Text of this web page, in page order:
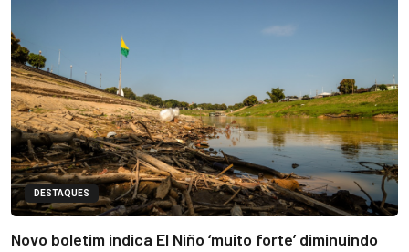
DESTAQUES
Novo boletim indica El Niño ‘muito forte’ diminuindo